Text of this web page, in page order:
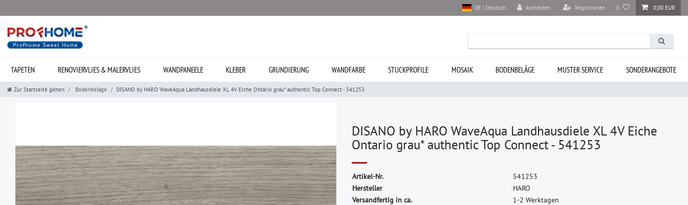
Anmelden Registrieren 0 0,00 EUR
DE | Deutsch
TAPETEN RENOVIERVLIES & MALERVLIES WANDPANEELE KLEBER GRUNDIERUNG WANDFARBE STUCKPROFILE MOSAIK BODENBELÄGE MUSTER SERVICE SONDERANGEBOTE
Zur Startseite gehen Bodenbeläge DISANO by HARO WaveAqua Landhausdiele XL 4V Eiche Ontario grau* authentic Top Connect - 541253
DISANO by HARO WaveAqua Landhausdiele XL 4V Eiche
Ontario grau* authentic Top Connect - 541253
Artikel-Nr. 541253
Hersteller HARO
Versandfertig in ca.
1-2 Werktagen